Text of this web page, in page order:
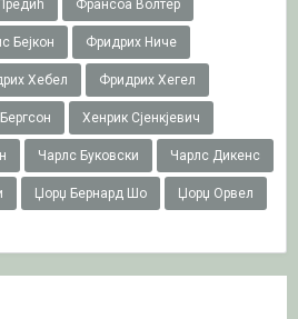
Франсоа Волтер
Бејкон Фридрих Ниче
Хебел Фридрих Хегел
Хенрик Сјенкјевич
Чарлс Буковски Чарлс Дикенс
Џорџ Бернард Шо Џорџ Орвел